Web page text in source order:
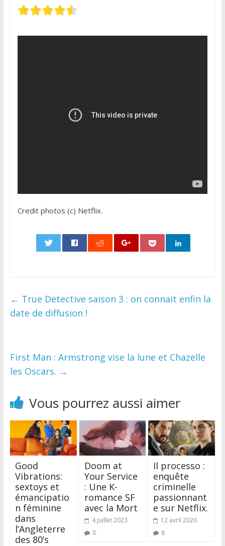
Credit photos (c) Netflix.
← True Detective saison 3 : on connait enfin la
date de diffusion !
First Man : Armstrong vise la lune et Chazelle
les Oscars. →
Vous pourrez aussi aimer
Good
Vibrations:
sextoys et
émancipatio
n féminine
dans
l’Angleterre
des 80’s
Doom at
Your Service
: Une K-
romance SF
avec la Mort
4 juillet 2023
0
Il processo :
enquête
criminelle
passionnant
e sur Netflix.
12 avril 2020
8